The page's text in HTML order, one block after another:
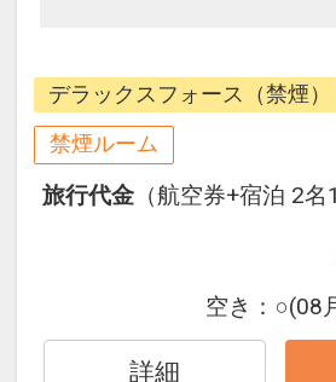
子レンジ完備で暮ら
るお部屋が人気
デラックスフォース（禁煙）
禁煙ルーム
旅行代金 （航空券+宿泊 2
空き： ○(08
詳細